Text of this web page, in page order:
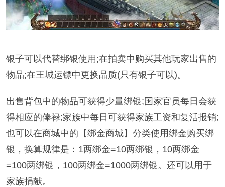
银子可以代替绑银使用;在拍卖中购买其他玩家出售的
物品;在王城运镖中更换品质(只有银子可以)。
出售背包中的物品可获得少量绑银;国家官员每日会获
得相应的俸禄;家族中每日可获得家族工资和复活报销;
也可以在商城中的【绑金商城】分类使用绑金购买绑
银，换算规律是：1两绑金=10两绑银，10两绑金
=100两绑银，100两绑金=1000两绑银。还可以用于
家族捐献。